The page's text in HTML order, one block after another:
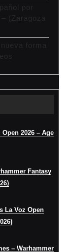
por
(Zaragoza
forma
2026 – Age
Fantasy
La Voz Open
– Warhammer